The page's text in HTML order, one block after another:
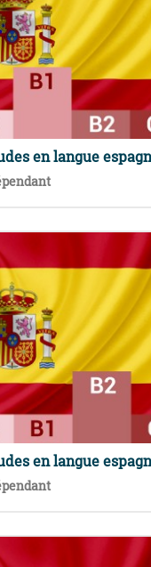
en langue
en langue